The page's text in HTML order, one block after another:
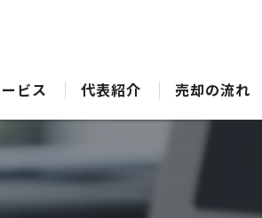
不動産売却相談センターのサポート
不動産売却相談センターの最適なアドバイス
ビス 代表紹介 売却の流れ